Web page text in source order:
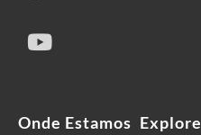
Onde Estamos Explore